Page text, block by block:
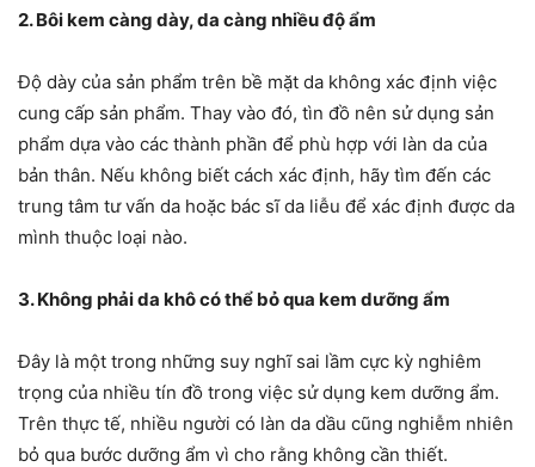
2. Bôi kem càng dày, da càng nhiều độ ẩm
Độ dày của sản phẩm trên bề mặt da không xác định việc
cung cấp sản phẩm. Thay vào đó, tìn đồ nên sử dụng sản
phẩm dựa vào các thành phần để phù hợp với làn da của
bản thân. Nếu không biết cách xác định, hãy tìm đến các
trung tâm tư vấn da hoặc bác sĩ da liễu để xác định được da
mình thuộc loại nào.
3. Không phải da khô có thể bỏ qua kem dưỡng ẩm
Đây là một trong những suy nghĩ sai lầm cực kỳ nghiêm
trọng của nhiều tín đồ trong việc sử dụng kem dưỡng ẩm.
Trên thực tế, nhiều người có làn da dầu cũng nghiễm nhiên
bỏ qua bước dưỡng ẩm vì cho rằng không cần thiết.